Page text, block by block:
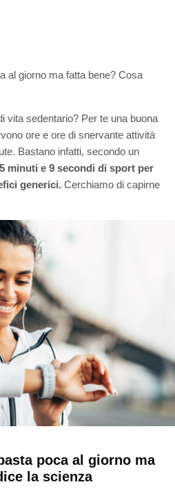
al giorno ma fatta bene? Cosa
vita sedentario? Per te una buona
ore e ore di snervante attività
Bastano infatti, secondo un
minuti e 9 secondi di sport per
generici. Cerchiamo di capirne
poca al giorno ma
la scienza